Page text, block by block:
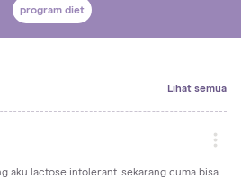
program diet
Lihat semua
aku lactose intolerant. sekarang cuma bisa